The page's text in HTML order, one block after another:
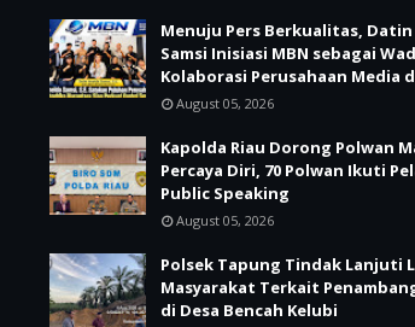
Menuju Pers Berkualitas, Datin
Samsi Inisiasi MBN sebagai
Kolaborasi Perusahaan Media
August 05, 2026
Kapolda Riau Dorong Polwan
Percaya Diri, 70 Polwan Ikuti
Public Speaking
August 05, 2026
Polsek Tapung Tindak Lanjuti
Masyarakat Terkait
di Desa Bencah Kelubi